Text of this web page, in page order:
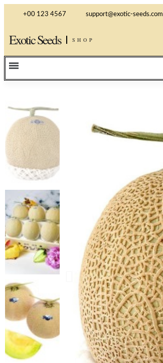
+00 123 4567 support@exotic-seeds.com
Exotic Seeds SHOP